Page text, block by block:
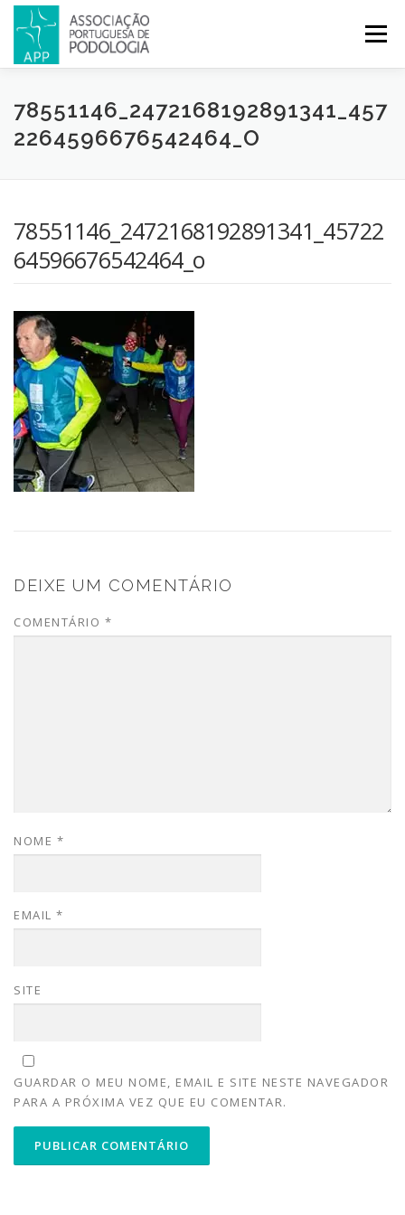
Menu
APP PODOLOGIA LICENCIATURA EM PODOLOGIA
CONGRESSOS REVISTA CONTACTOS
78551146_2472168192891341_457
2264596676542464_O
78551146_2472168192891341_45722
64596676542464_o
DEIXE UM COMENTÁRIO
COMENTÁRIO *
NOME *
EMAIL *
SITE
GUARDAR O MEU NOME, EMAIL E SITE NESTE NAVEGADOR
PARA A PRÓXIMA VEZ QUE EU COMENTAR.